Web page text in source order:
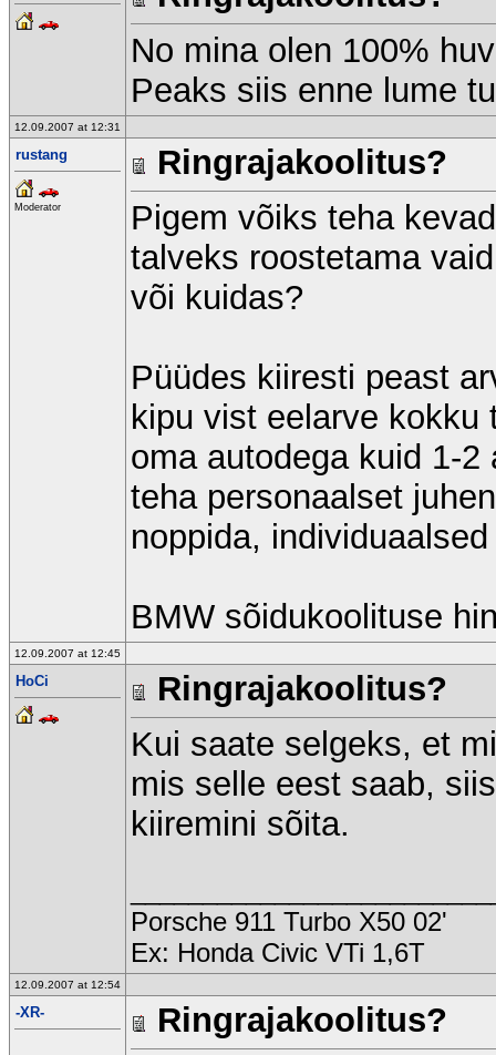
No mina olen 100%
Peaks siis enne lume
12.09.2007 at 12:31
rustang
Moderator
Ringrajakoolitus?
Pigem võiks teha
talveks roostetama
või kuidas?
Püüdes kiiresti peast
kipu vist eelarve
oma autodega kuid 1-
teha personaalset
noppida,
BMW sõidukoolituse
12.09.2007 at 12:45
HoCi
Ringrajakoolitus?
Kui saate selgeks, et
mis selle eest saab,
kiiremini sõita.
Porsche 911 Turbo X50 02'
Ex: Honda Civic VTi 1,6T
12.09.2007 at 12:54
-XR-
Ringrajakoolitus?